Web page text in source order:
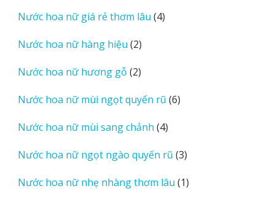
phẩm
Nước hoa nữ giá rẻ thơm lâu 44
Nước hoa nữ hàng hiệu 22
phẩm
Nước hoa nữ hương gỗ 22
phẩm
Nước hoa nữ mùi ngọt quyến rũ 66
Nước hoa nữ mùi sang chảnh 44
phẩm
Nước hoa nữ ngọt ngào quyến rũ 33
phẩm
Nước hoa nữ nhẹ nhàng thơm lâu 11